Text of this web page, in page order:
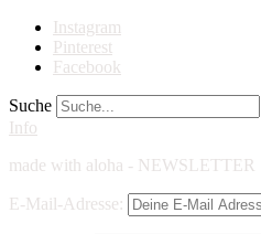
Instagram
Pinterest
Facebook
Suche
Info
made with aloha - NEWSLETTER
E-Mail-Adresse: